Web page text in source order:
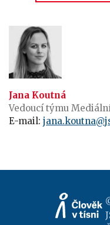
Jana Koutná
Vedoucí týmu
E-mail: